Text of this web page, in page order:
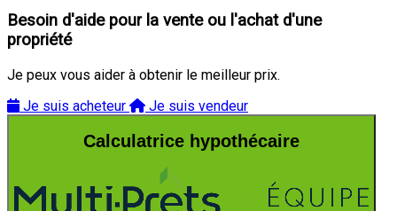
Besoin d'aide pour la vente ou l'achat d'une
propriété
Je peux vous aider à obtenir le meilleur prix.
Je suis acheteur
Je suis vendeur
Calculatrice hypothécaire